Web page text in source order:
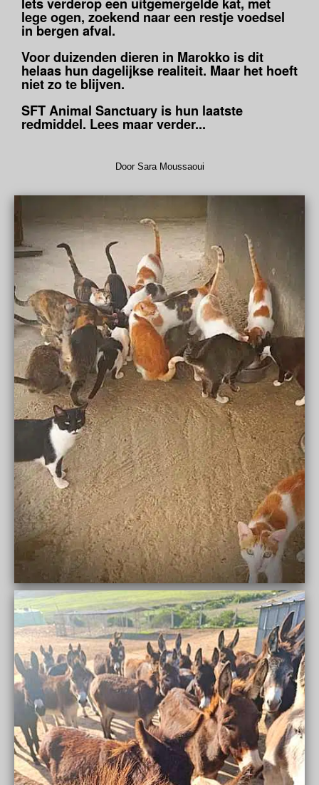
lege ogen, zoekend naar een restje voedsel
in bergen afval.
Voor duizenden dieren in Marokko is dit
helaas hun dagelijkse realiteit. Maar het hoeft
niet zo te blijven.
SFT Animal Sanctuary is hun laatste
redmiddel. Lees maar verder...
Door Sara Moussaoui